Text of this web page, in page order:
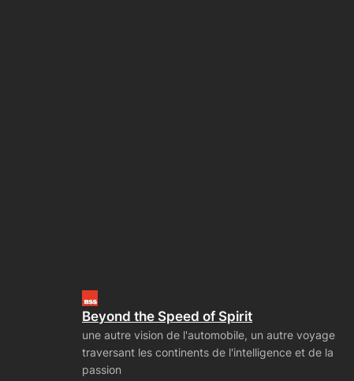
Beyond the Speed of Spirit
une autre vision de l'automobile, un autre voyage
traversant les continents de l'intelligence et de la
passion